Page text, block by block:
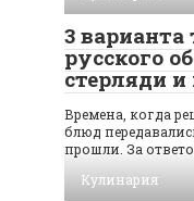
3
русского
стерляди
Времена, когда
блюд
прошли. За
Кулинария